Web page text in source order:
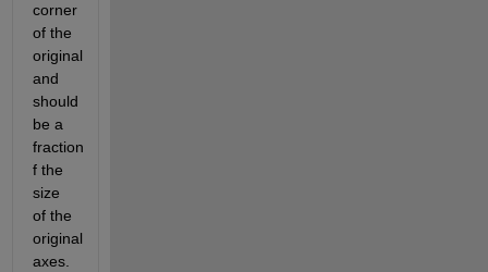
corner
of the
original
and
should
be a
fraction
f the
size
of the
original
axes.